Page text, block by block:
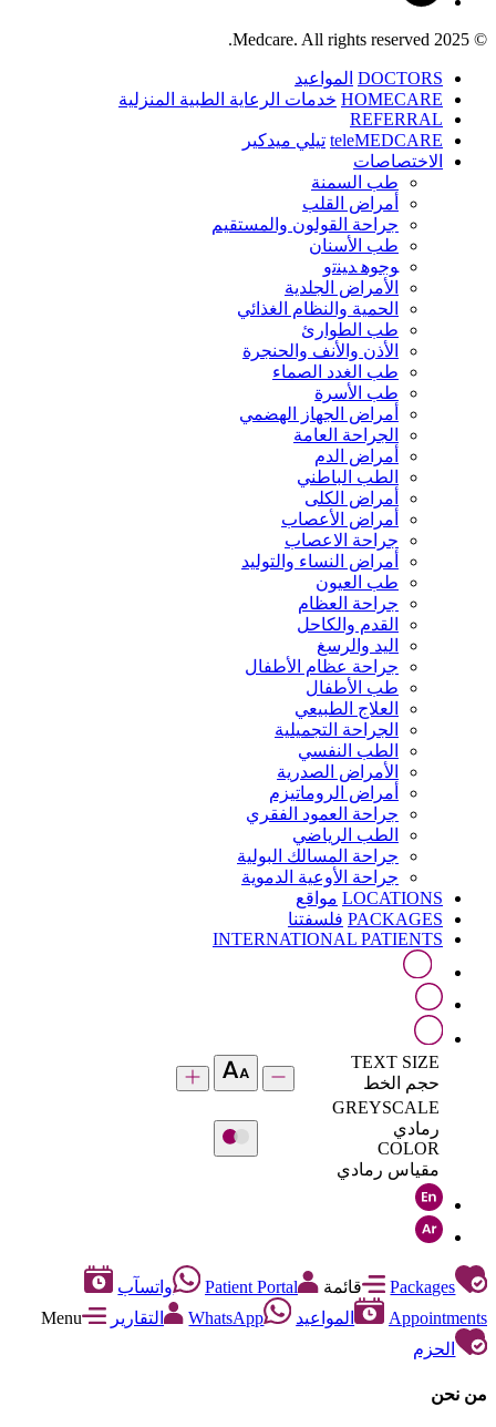
© 2025 Medcare. All rights reserved.
DOCTORS المواعيد
HOMECARE خدمات الرعاية الطبية المنزلية
REFERRAL
teleMEDCARE تيلي ميدكير
الاختصاصات
طب السمنة
أمراض القلب
جراحة القولون والمستقيم
طب الأسنان
ﻮﺟﻮﻫ ﺪﻴﻨﺗﻭ
الأمراض الجلدية
الحمية والنظام الغذائي
طب الطوارئ
الأذن والأنف والحنجرة
طب الغدد الصماء
طب الأسرة
أمراض الجهاز الهضمي
الجراحة العامة
أمراض الدم
الطب الباطني
أمراض الكلى
أمراض الأعصاب
جراحة الاعصاب
أمراض النساء والتوليد
طب العيون
جراحة العظام
القدم والكاحل
اليد والرسغ
جراحة عظام الأطفال
طب الأطفال
العلاج الطبيعي
الجراحة التجميلية
الطب النفسي
الأمراض الصدرية
أمراض الروماتيزم
جراحة العمود الفقري
الطب الرياضي
جراحة المسالك البولية
جراحة الأوعية الدموية
LOCATIONS مواقع
PACKAGES فلسفتنا
INTERNATIONAL PATIENTS
TEXT SIZE
حجم الخط
GREYSCALE
رمادي
COLOR
مقياس رمادي
Packages قائمة Patient Portal
واتسآب
Appointments
المواعيد WhatsApp التقارير
Menu
الحزم
من نحن